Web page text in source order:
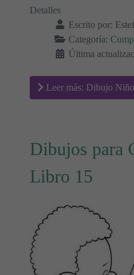
Detalles
Escrito por:
Categoría:
Última
Leer más: Dibujo
Dibujos para
Libro 15